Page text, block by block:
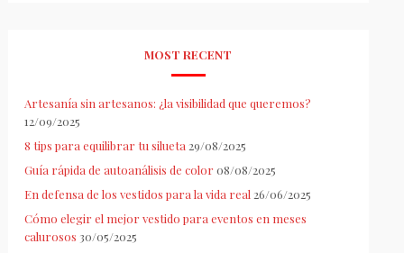
MOST RECENT
Artesanía sin artesanos: ¿la visibilidad que queremos?
12/09/2025
8 tips para equilibrar tu silueta 29/08/2025
Guía rápida de autoanálisis de color 08/08/2025
En defensa de los vestidos para la vida real 26/06/2025
Cómo elegir el mejor vestido para eventos en meses
calurosos 30/05/2025